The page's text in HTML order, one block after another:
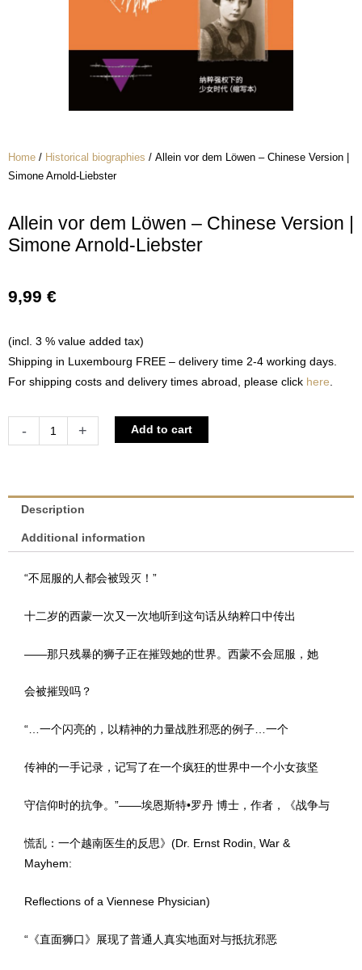
Home / Historical biographies / Allein vor dem Löwen – Chinese Version |
Simone Arnold-Liebster
Allein vor dem Löwen – Chinese Version |
Simone Arnold-Liebster
9,99 €
(incl. 3 % value added tax)
Shipping in Luxembourg FREE – delivery time 2-4 working days.
For shipping costs and delivery times abroad, please click here.
-
Allein
-
Version
Simone
Liebster
+ Add to cart
Description
Additional information
“不屈服的人都会被毁灭！”
十二岁的西蒙一次又一次地听到这句话从纳粹口中传出
——那只残暴的狮子正在摧毁她的世界。西蒙不会屈服，她
会被摧毁吗？
“…一个闪亮的，以精神的力量战胜邪恶的例子…一个
传神的一手记录，记写了在一个疯狂的世界中一个小女孩坚
守信仰时的抗争。”——埃恩斯特•罗丹 博士，作者，《战争与
慌乱：一个越南医生的反思》(Dr. Ernst Rodin, War &
Mayhem:
Reflections of a Viennese Physician)
“《直面狮口》展现了普通人真实地面对与抵抗邪恶